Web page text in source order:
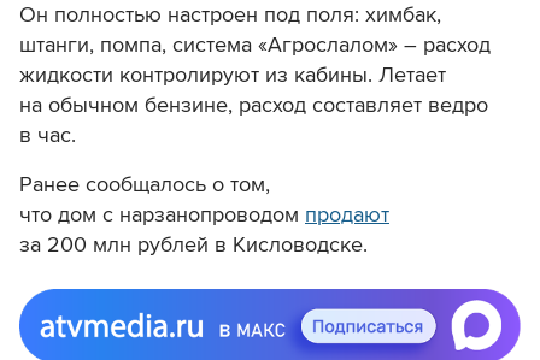
Он полностью настроен под поля: химбак,
штанги, помпа, система «Агрослалом» – расход
жидкости контролируют из кабины. Летает
на обычном бензине, расход составляет ведро
в час.
Ранее сообщалось о том,
что дом с нарзанопроводом продают
за 200 млн рублей в Кисловодске.